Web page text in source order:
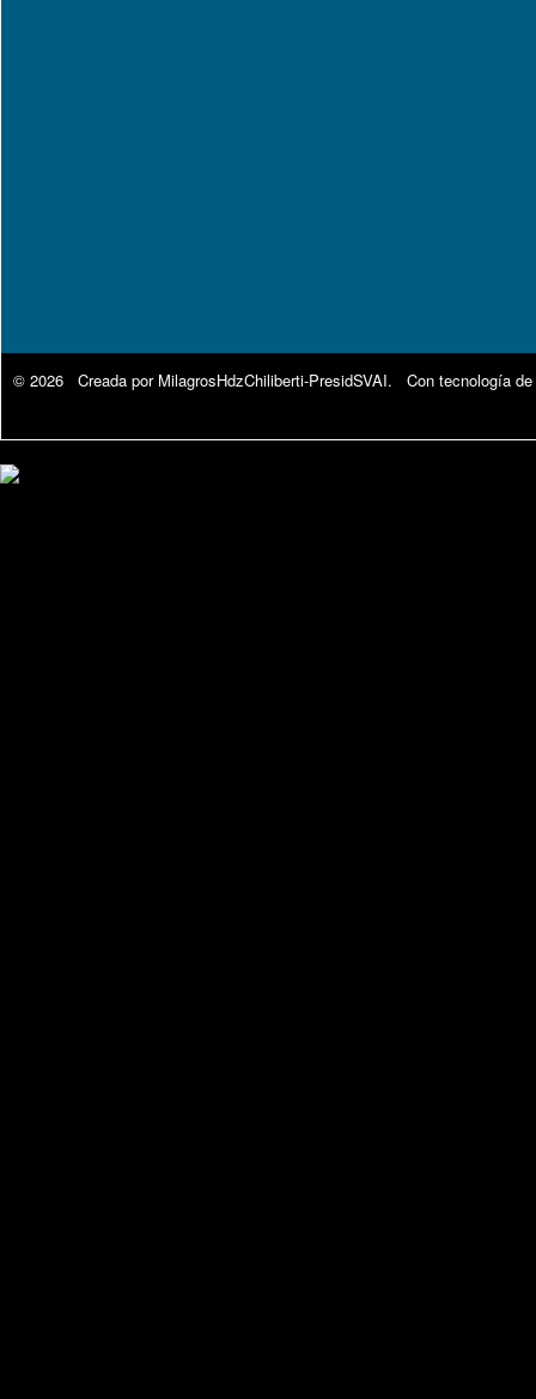
© 2026 Creada por MilagrosHdzChiliberti-PresidSVAI. Con tecnología de